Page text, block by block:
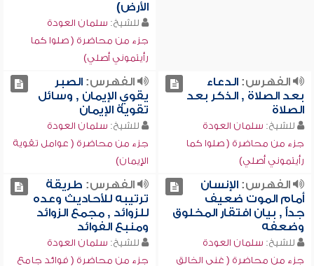
الأرض)
للشيخ: سلمان العودة
جزء من محاضرة ( صلوا كما
رأيتموني أصلي)
الفهرس:الدعاء
بعد الصلاة , الذكر بعد
الصلاة
للشيخ: سلمان العودة
جزء من محاضرة ( صلوا كما
رأيتموني أصلي)
الفهرس:الصبر
يقوي الإيمان , وسائل
تقوية الإيمان
للشيخ: سلمان العودة
جزء من محاضرة ( عوامل تقوية
الإيمان)
الفهرس:الإنسان
أمام الموت ضعيف
جداًًً , بيان افتقار المخلوق
وضعفه
للشيخ: سلمان العودة
جزء من محاضرة ( غنى الخالق
الفهرس: طريقة
ترتيبه للأحاديث وعده
للزوائد , مجمع الزوائد
ومنبع الفوائد
للشيخ: سلمان العودة
جزء من محاضرة ( فوائد جامع